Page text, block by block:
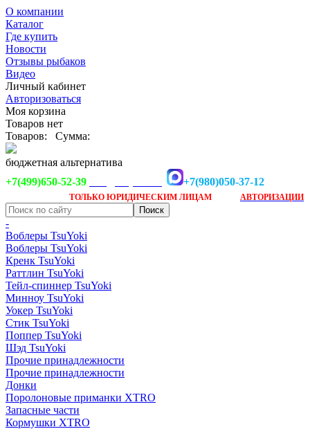
О компании
Каталог
Где купить
Новости
Отзывы рыбаков
Видео
Личный кабинет
Авторизоваться
Моя корзина
Товаров нет
Товаров:
Сумма:
бюджетная альтернатива
+7(499)650-52-39
+7(980)050-37-12
ТОЛЬКО ЮРИДИЧЕСКИМ ЛИЦАМ АВТОРИЗАЦИИ
-
Воблеры TsuYoki
Воблеры TsuYoki
Кренк TsuYoki
Раттлин TsuYoki
Тейл-спиннер TsuYoki
Минноу TsuYoki
Уокер TsuYoki
Стик TsuYoki
Поппер TsuYoki
Шэд TsuYoki
Прочие принадлежности
Прочие принадлежности
Донки
Поролоновые приманки XTRO
Запасные части
Кормушки XTRO